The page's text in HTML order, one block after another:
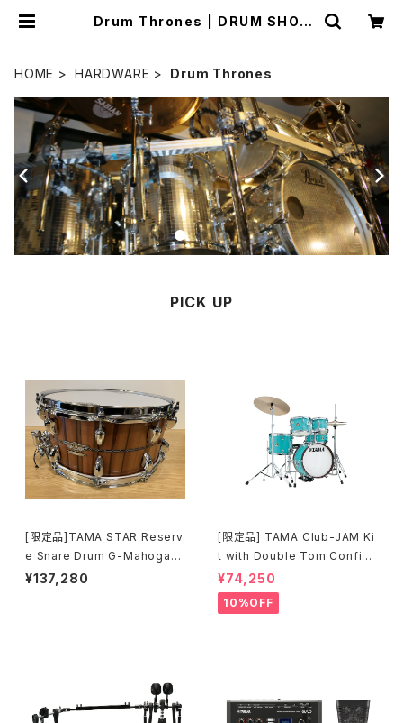
Drum Thrones | DRUM SHOP
HOME HARDWARE Drum Thrones
PICK UP
[限定品]TAMA STAR Reserv
e Snare Drum G-Mahogany
TGHS1465S-SNT
¥137,280
[限定品] TAMA Club-JAM Ki
t with Double Tom Configu
ration アクア・ブルー (AQB) L
JK56S-AQB
¥74,250
10%OFF